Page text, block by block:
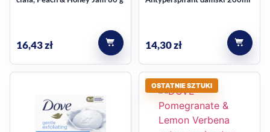
16,43zł 14,30zł
OSTATNIE SZTUKI